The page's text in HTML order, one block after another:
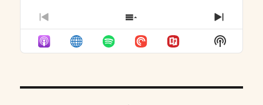
PREVIOUS
EPISODE
SHOW
EPISODES
LIST
NEXT
Show
Podcast